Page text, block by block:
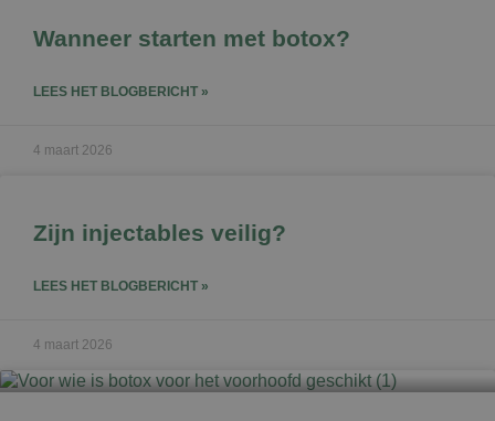
Wanneer starten met botox?
LEES HET BLOGBERICHT »
4 maart 2026
Zijn injectables veilig?
LEES HET BLOGBERICHT »
4 maart 2026